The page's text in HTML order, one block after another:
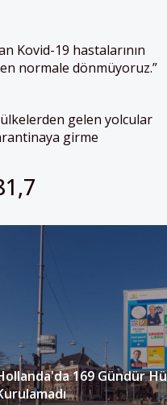
Kovid-19 hastalarının
normale dönmüyoruz.”
gelen yolcular
girme
169 Gündür